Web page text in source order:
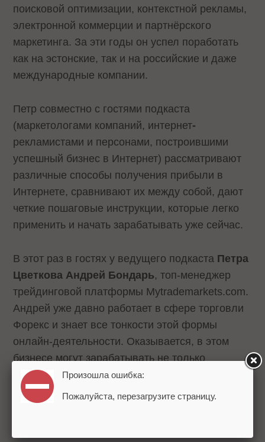
поисковой оптимизации, контекстной рекламы,
электронной коммерции и партнёрского
маркетинга. За эти годы он успел поработать
как на эстонские, так и на российские и даже
международные компании.
Петр совместно с гостями подкаста
(маркетологами компаний, интернет-
рекламистами и персонами, построившими
успешный бизнес в Интернет) рассматривают
различные способы получения прибыли в
Интернете, сравнивают их между собой, дают
четкие пошаговые инструкции, которые легко
применить и начать зарабатывать уже сейчас.
В этот раз в гостях у ведущего подкаста Петра
Цветкова Андрей Бондарь, топ-менеджер
трейдинговой платформы Mytrademarkets.com.
Андрей уже давно работает в сфере торговли
Форекс и знает все тонкости этой формы
онлайн-деятельности. Оказывается, в этом
бизнесе могут зарабатывать не только
биржевые брокеры, но и вебмастера – путем
привлечения новых игроков отрасли.
Произошла ошибка:
Пожалуйста, перезагрузите страницу.